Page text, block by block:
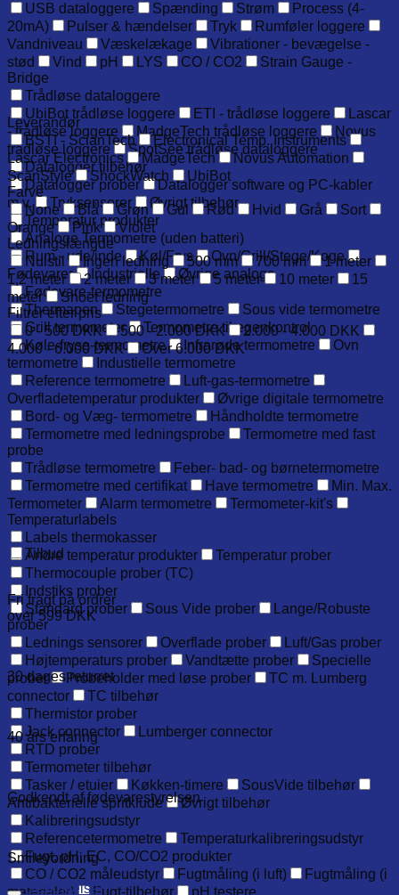
USB dataloggere
Spænding Strøm
Process (4-
20mA)
Pulser & hændelser Tryk
Rumføler loggere
Vandniveau
Væskelækage
Vibrationer - bevægelse -
stød
Vind pH LYS CO / CO2
Strain Gauge -
Bridge
Trådløse dataloggere
UbiBot trådløse loggere
ETI - trådløse loggere
Lascar
- trådløse loggere
MadgeTech trådløse loggere
Novus
trådløse loggere
SpotSee trådløse dataloggere
Datalogger tilbehør
Datalogger prober
Datalogger software og PC-kabler
m.v.
Tryksensorer
Øvrigt tilbehør
Temperatur produkter
Analoge Termometre (uden batteri)
Rum - ude/inde
Køl/Frys
Ovn/Grill/Stege/Koge
Fødevarer
Industrielle
Øvrige analoge
Fødevare-termometre
Thermapen
Stegetermometre
Sous vide termometre
Grill termometer
Termometre til egenkontrol
Køle-fryse-termometre
Infrarøde termometre
Ovn
termometre
Industielle termometre
Reference termometre
Luft-gas-termometre
Overfladetemperatur produkter
Øvrige digitale termometre
Bord- og Væg- termometre
Håndholdte termometre
Termometre med ledningsprobe
Termometre med fast
probe
Trådløse termometre
Feber- bad- og børnetermometre
Termometre med certifikat
Have termometre
Min. Max.
Termometer
Alarm termometre
Termometer-kit's
Temperaturlabels
Labels thermokasser
Andre temperatur produkter
Temperatur prober
Thermocouple prober (TC)
Indstiks prober
Standard prober
Sous Vide prober
Lange/Robuste
prober
Lednings sensorer
Overflade prober
Luft/Gas prober
Højtemperaturs prober
Vandtætte prober
Specielle
prober
Probeholder med løse prober
TC m. Lumberg
connector
TC tilbehør
Thermistor prober
Jack connector
Lumberger connector
RTD prober
Termometer tilbehør
Tasker / etuier
Køkken-timere
SousVide tilbehør
Antibakterielle spritklude
Øvrigt tilbehør
Kalibreringsudstyr
Referencetermometre
Temperaturkalibreringsudstyr
Fugt, pH, EC, CO/CO2 produkter
CO / CO2 måleudstyr
Fugtmåling (i luft)
Fugtmåling (i
Leverandør
BSTI - ScianTech
Electronical Temp. Instruments
Lascar Electronics
MadgeTech
Novus Automation
ScanStyle
ShockWatch
UbiBot
Farve
None
Blå Grøn Gul Rød Hvid Grå
Sort
Orange
Pink
Violet
Ledningslængde
Nulstil
Ingen ledning 500 mm 700 mm
1 meter
1,2 meter
2 meter 3 meter 5 meter 10 meter
15
meter
Snoet ledning
Filtrer efter pris
0 - 500 DKK
500 - 2.000 DKK
2.000 - 4.000 DKK
4.000 - 6.000 DKK
Over 6.000 DKK
Tilbud
Fri fragt på ordrer
over 599 DKK
30 dages returret
40 års erfaring
Godkendt af fødevarestyrelsen
Smileyordning
Beskrivelse